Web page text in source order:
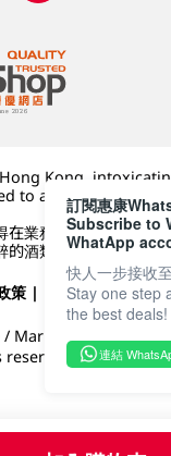
Kong,
to a minor (under
業務過程中，向未成
的酒類。
策 | DFI零售集團
Market Place. The
訂閱惠康
Subscribe to
WhatApp
快人一步接收
Stay one step
the best deals!
連結